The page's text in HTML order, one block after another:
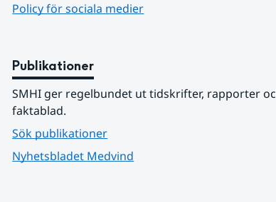
Policy för sociala medier
Publikationer
SMHI ger regelbundet ut tidskrifter, rapporter
faktablad.
Sök publikationer
Nyhetsbladet Medvind